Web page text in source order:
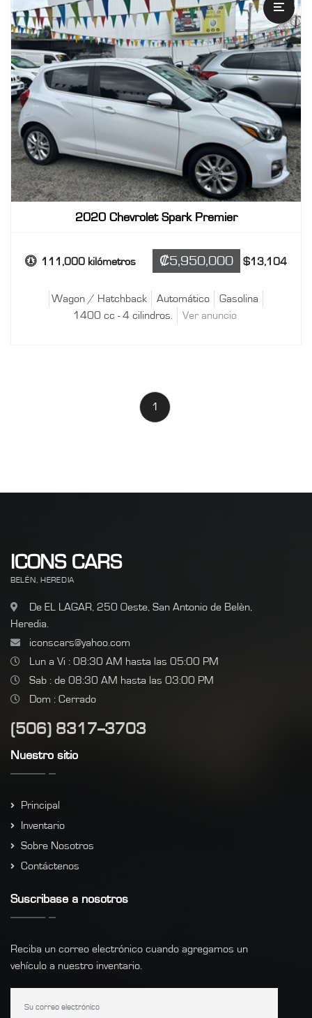
2020 Chevrolet Spark Premier
111,000 kilómetros ‎₡5,950,000 $13,104
Wagon / Hatchback Automático
Gasolina
1400 cc - 4 cilindros.
Ver anuncio
2020 Chevrolet Spark Premier
Wagon / Hatchback
Transmisión
Automático
Recorrido
111000.00
Motor
1400 cc - 4 cilindros.
Tipo
Wagon / Hatchback
VER ANUNCIO
1
ICONS CARS
BELÉN, HEREDIA
De EL LAGAR, 250 Oeste, San Antonio de Belèn,
Heredia.
iconscars@yahoo.com
Lun a Vi : 08:30 AM hasta las 05:00 PM
Sab : de 08:30 AM hasta las 03:00 PM
Dom : Cerrado
(506) 8317--3703
Nuestro sitio
Principal
Inventario
Sobre Nosotros
Contáctenos
Suscribase a nosotros
Reciba un correo electrónico cuando agregamos un
vehículo a nuestro inventario.